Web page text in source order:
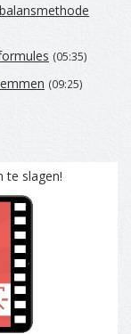
(05:35)
(09:25)
te slagen!